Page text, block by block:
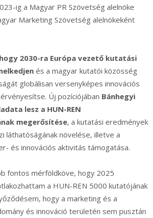
ig a Magyar PR Szövetség alelnöke
Marketing Szövetség alelnökeként
hogy 2030-ra Európa vezető kutatási
és a magyar kutatói közösség
globálisan versenyképes innovációs
Új pozíciójában Bánhegyi
lesz a HUN-REN
megerősítése, a kutatási eredmények
láthatóságának növelése, illetve a
és innovációs aktivitás támogatása.
fontos mérföldköve, hogy 2025
a HUN-REN 5000 kutatójának
hogy a marketing és a
és innováció területén sem pusztán